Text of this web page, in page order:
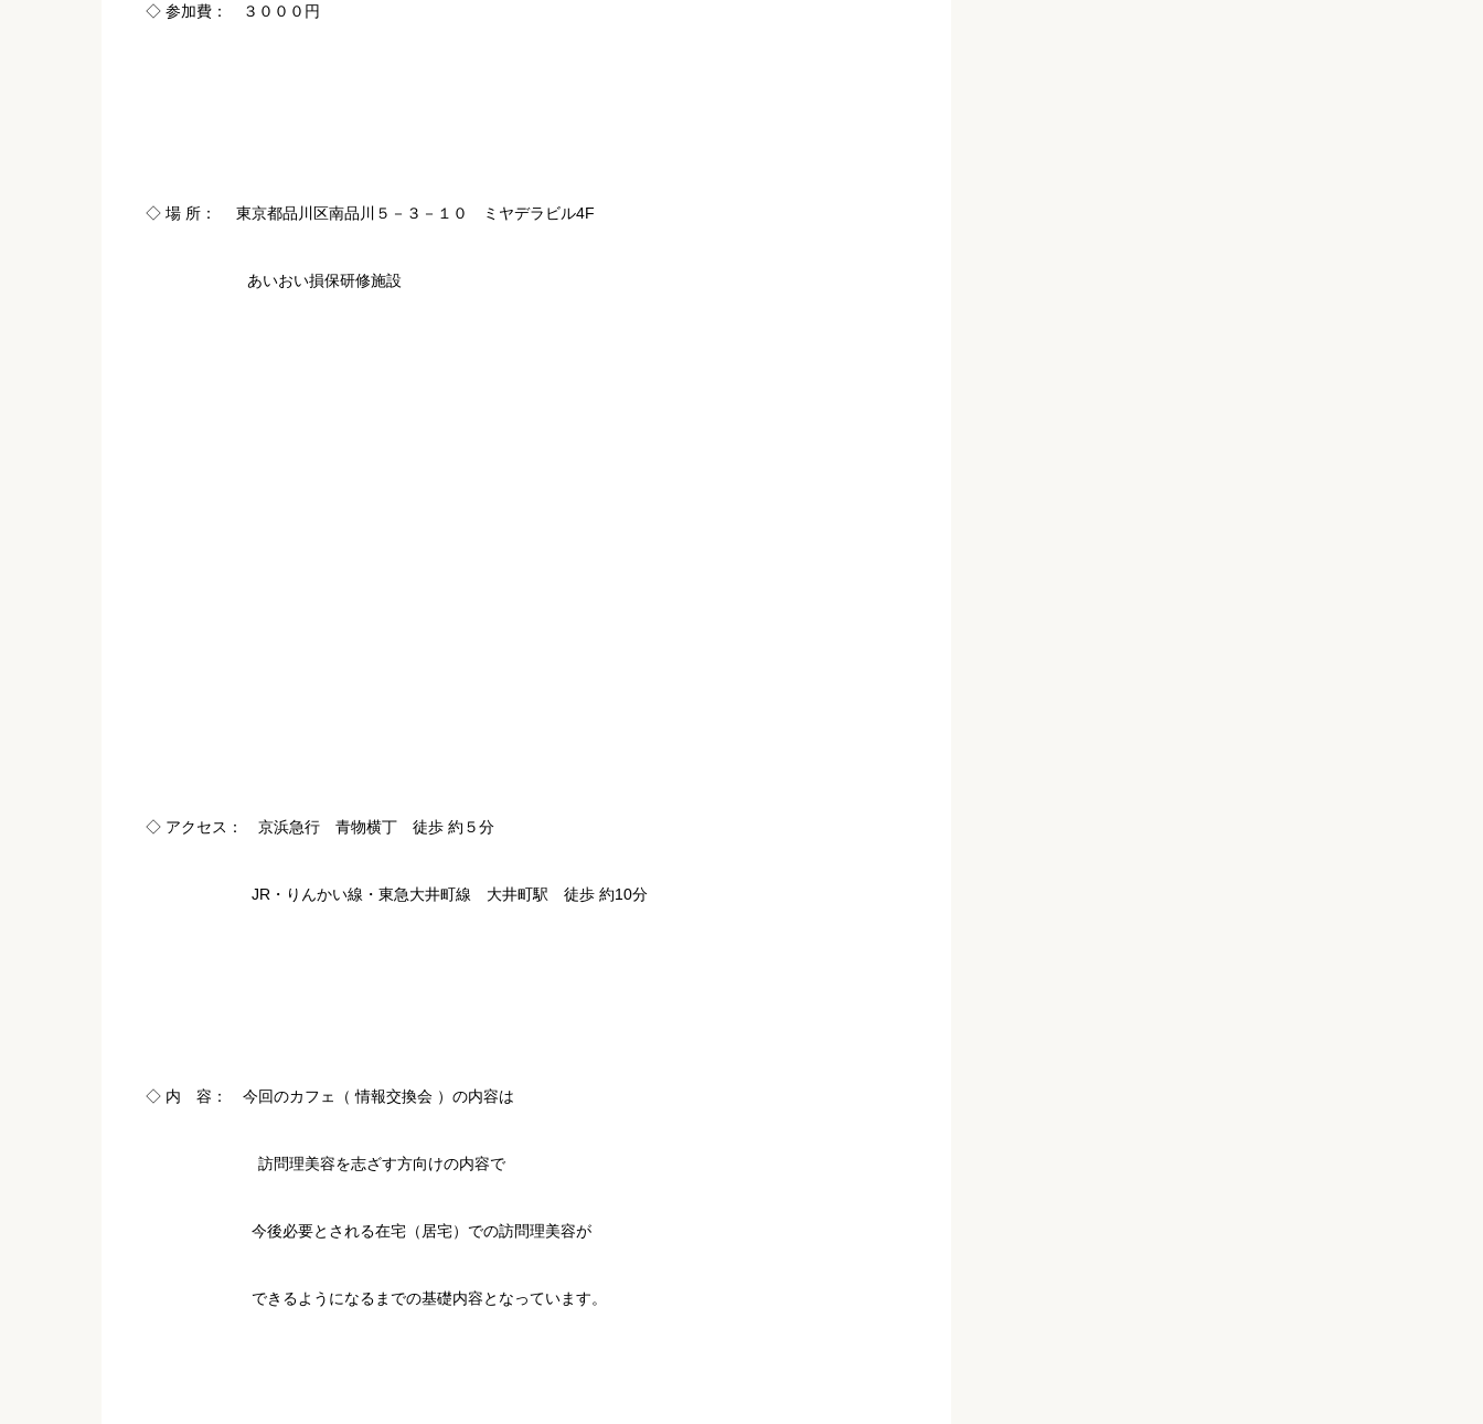
◇ 参加費： ３０００円
◇ 場 所： 東京都品川区南品川５－３－１０ ミヤデラビル4F
あいおい損保研修施設
◇ アクセス： 京浜急行 青物横丁 徒歩 約５分
JR・りんかい線・東急大井町線 大井町駅 徒歩 約10分
◇ 内 容： 今回のカフェ（ 情報交換会 ）の内容は
訪問理美容を志ざす方向けの内容で
今後必要とされる在宅（居宅）での訪問理美容が
できるようになるまでの基礎内容となっています。